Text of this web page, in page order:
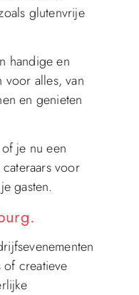
glutenvrije
handige en
voor alles, van
en genieten
je nu een
voor
gasten.
creatieve